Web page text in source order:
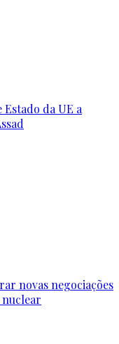
da UE a
novas negociações